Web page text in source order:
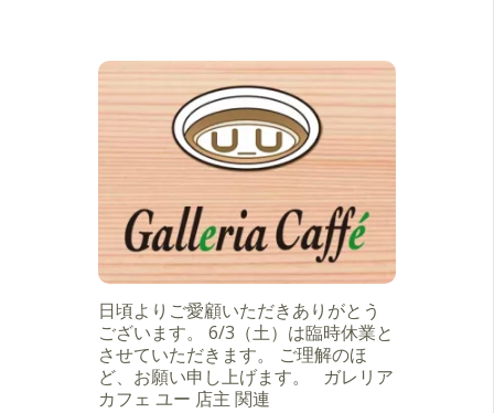
日頃よりご愛顧いただきありがとう
ございます。 6/3（土）は臨時休業と
させていただきます。 ご理解のほ
ど、お願い申し上げます。 ガレリア
カフェ ユー 店主 関連